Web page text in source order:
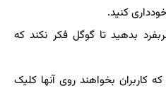
کنید.
بدهید تا گوگل فکر نکند که
کاربران بخواهند روی آنها کلیک